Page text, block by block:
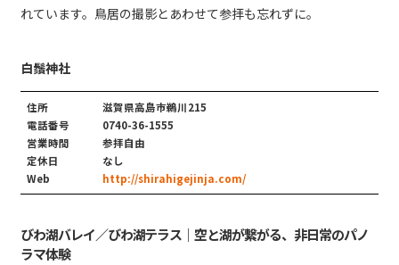
れています。鳥居の撮影とあわせて参拝も忘れずに。
白鬚神社
住所
滋賀県高島市鵜川215
電話番号
0740-36-1555
営業時間
参拝自由
定休日
なし
Web
http://shirahigejinja.com/
びわ湖バレイ／びわ湖テラス｜空と湖が繋がる、非日常のパノ
ラマ体験